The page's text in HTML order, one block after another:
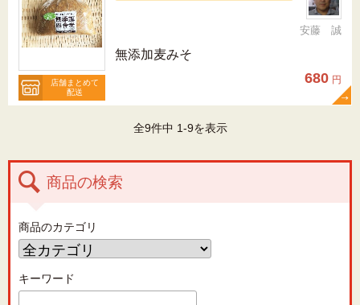
店舗まとめて
配送
安藤 誠
無添加麦みそ
680 円
全9件中 1-9を表示
商品の検索
商品のカテゴリ
キーワード